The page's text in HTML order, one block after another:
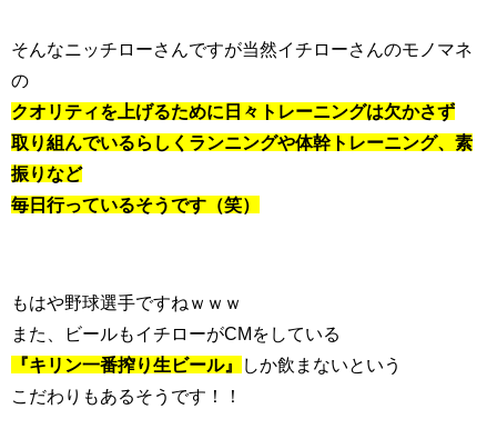
そんなニッチローさんですが当然イチローさんのモノマネ
の
クオリティを上げるために日々トレーニングは欠かさず
取り組んでいるらしくランニングや体幹トレーニング、素
振りなど
毎日行っているそうです（笑）
もはや野球選手ですねｗｗｗ
また、ビールもイチローがCMをしている
『キリン一番搾り生ビール』
しか飲まないという
こだわりもあるそうです！！